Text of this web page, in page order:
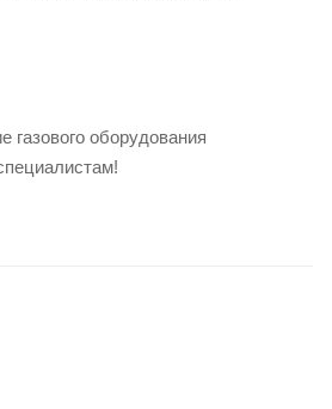
газового оборудования